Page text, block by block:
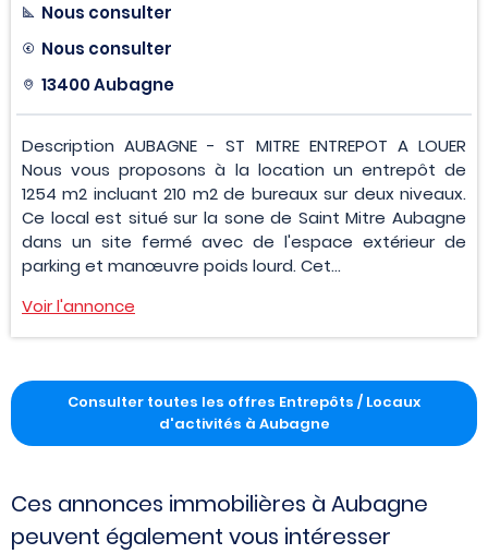
Nous consulter
Nous consulter
13400 Aubagne
Description AUBAGNE - ST MITRE ENTREPOT A LOUER
Nous vous proposons à la location un entrepôt de
1254 m2 incluant 210 m2 de bureaux sur deux niveaux.
Ce local est situé sur la sone de Saint Mitre Aubagne
dans un site fermé avec de l'espace extérieur de
parking et manœuvre poids lourd. Cet...
Voir l'annonce
Consulter toutes les offres Entrepôts / Locaux
d'activités à Aubagne
Ces annonces immobilières à Aubagne
peuvent également vous intéresser